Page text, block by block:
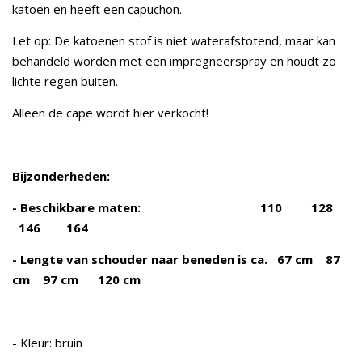
katoen en heeft een capuchon.
Let op: De katoenen stof is niet waterafstotend, maar kan
behandeld worden met een impregneerspray en houdt zo
lichte regen buiten.
Alleen de cape wordt hier verkocht!
Bijzonderheden:
- Beschikbare maten: 110 128
146 164
- Lengte van schouder naar beneden is ca. 67 cm 87
cm 97 cm 120 cm
- Kleur: bruin